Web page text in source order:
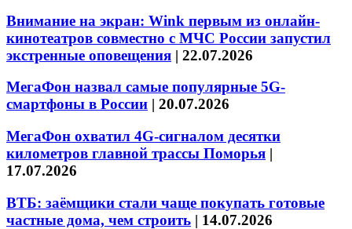
Внимание на экран: Wink первым из онлайн-
кинотеатров совместно с МЧС России запустил
экстренные оповещения | 22.07.2026
МегаФон назвал самые популярные 5G-
смартфоны в России | 20.07.2026
МегаФон охватил 4G-сигналом десятки
километров главной трассы Поморья |
17.07.2026
ВТБ: заёмщики стали чаще покупать готовые
частные дома, чем строить | 14.07.2026